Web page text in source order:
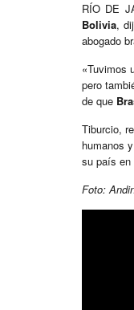
RÍO DE
Bolivia,
abogado
«Tuvimos
pero
de que
Tiburcio,
humanos
su país en
Foto: